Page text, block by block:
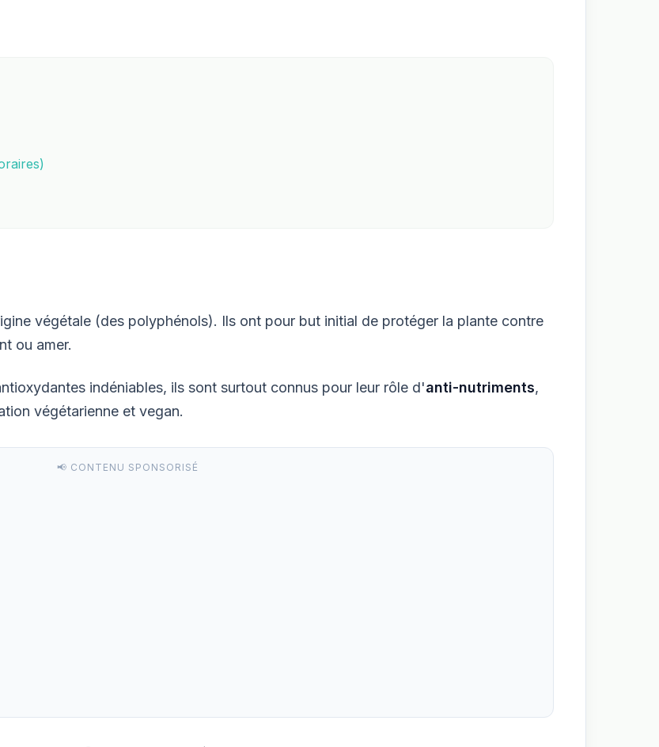
végétale (des polyphénols). Ils ont pour but initial de protéger la plante contre
ou amer.
indéniables, ils sont surtout connus pour leur rôle d'anti-nutriments,
végétarienne et vegan.
📢 CONTENU SPONSORISÉ